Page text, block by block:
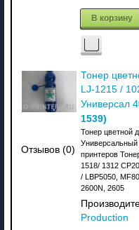
В корзину
Отзывов (0)
Тонер
LJ-1215 /
Универсал
1539)
Тонер цветной
Универсальный
принтеров
1518/ 1312
/ LBP5050,
2600N, 2605
Production